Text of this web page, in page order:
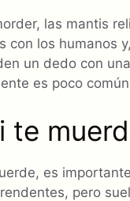
las mantis
con los humanos
un dedo con
es poco
te
es
pero